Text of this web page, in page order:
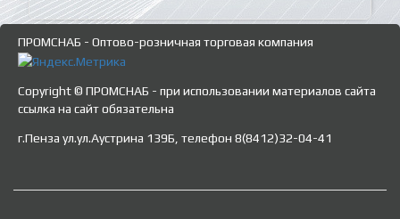
ПРОМСНАБ - Оптово-розничная торговая компания
Copyright © ПРОМСНАБ - при использовании материалов сайта
ссылка на сайт обязательна
г.Пенза ул.ул.Аустрина 139Б, телефон 8(8412)32-04-41